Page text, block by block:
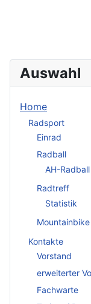
Auswahl
Home
Radsport
Einrad
Radball
AH-Radball
Radtreff
Statistik
Mountainbike
Kontakte
Vorstand
erweiterter
Fachwarte